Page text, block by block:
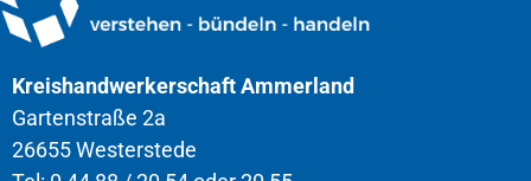
Kreishandwerkerschaft Ammerland
Gartenstraße 2a
26655 Westerstede